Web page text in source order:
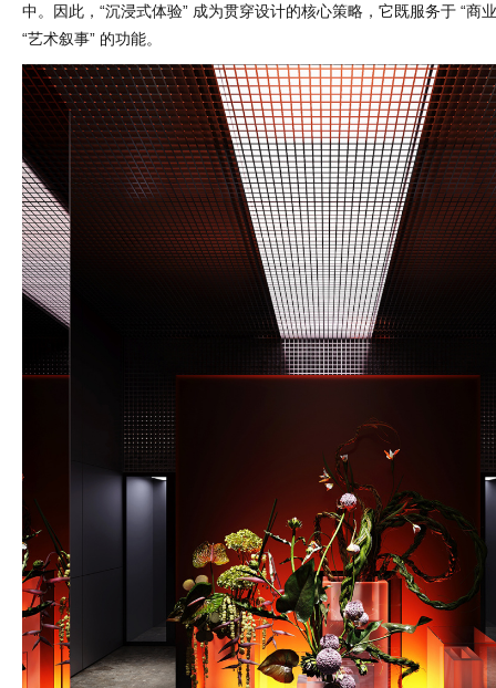
中。因此，“沉浸式体验” 成为贯穿设计的核心策略，它既服务于 “商
“艺术叙事” 的功能。